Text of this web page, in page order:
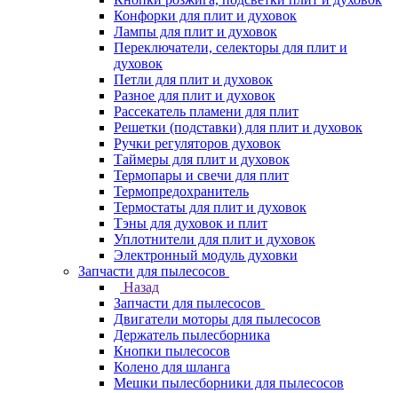
Конфорки для плит и духовок
Лампы для плит и духовок
Переключатели, селекторы для плит и
духовок
Петли для плит и духовок
Разное для плит и духовок
Рассекатель пламени для плит
Решетки (подставки) для плит и духовок
Ручки регуляторов духовок
Таймеры для плит и духовок
Термопары и свечи для плит
Термопредохранитель
Термостаты для плит и духовок
Тэны для духовок и плит
Уплотнители для плит и духовок
Электронный модуль духовки
Запчасти для пылесосов
Назад
Запчасти для пылесосов
Двигатели моторы для пылесосов
Держатель пылесборника
Кнопки пылесосов
Колено для шланга
Мешки пылесборники для пылесосов